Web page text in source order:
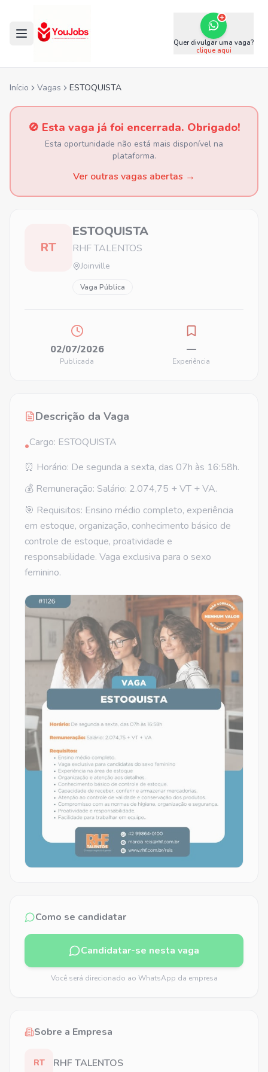
Quer divulgar uma vaga?
clique aqui
Início Vagas ESTOQUISTA
🚫 Esta vaga já foi encerrada. Obrigado!
Esta oportunidade não está mais disponível na
plataforma.
Ver outras vagas abertas →
RT
ESTOQUISTA
RHF TALENTOS
Joinville
Vaga Pública
02/07/2026
Publicada
—
Experiência
Descrição da Vaga
•Cargo: ESTOQUISTA
⏰ Horário: De segunda a sexta, das 07h às 16:58h.
💰 Remuneração: Salário: 2.074,75 + VT + VA.
🎯 Requisitos: Ensino médio completo, experiência
em estoque, organização, conhecimento básico de
controle de estoque, proatividade e
responsabilidade. Vaga exclusiva para o sexo
feminino.
Como se candidatar
Candidatar-se nesta vaga
Você será direcionado ao WhatsApp da empresa
Sobre a Empresa
RT RHF TALENTOS